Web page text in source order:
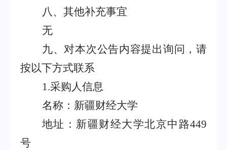
八、其他补充事宜
无
九、对本次公告内容提出询问，请
按以下方式联系
1.采购人信息
名称：新疆财经大学
地址：新疆财经大学北京中路449
号